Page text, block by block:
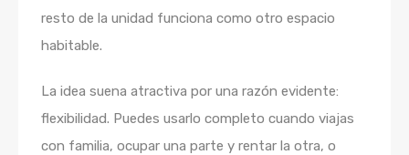
resto de la unidad funciona como otro espacio
habitable.
La idea suena atractiva por una razón evidente:
flexibilidad. Puedes usarlo completo cuando viajas
con familia, ocupar una parte y rentar la otra, o